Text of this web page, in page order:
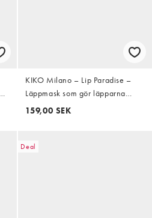
KIKO Milano – Lip Paradise –
Läppmask som gör läpparna
fylligare
159,00 SEK
Deal